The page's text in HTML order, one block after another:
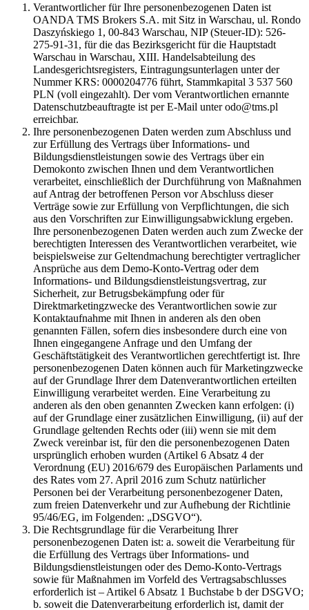
Verantwortlicher für Ihre personenbezogenen Daten ist
OANDA TMS Brokers S.A. mit Sitz in Warschau, ul. Rondo
Daszyńskiego 1, 00-843 Warschau, NIP (Steuer-ID): 526-
275-91-31, für die das Bezirksgericht für die Hauptstadt
Warschau in Warschau, XIII. Handelsabteilung des
Landesgerichtsregisters, Eintragungsunterlagen unter der
Nummer KRS: 0000204776 führt, Stammkapital 3 537 560
PLN (voll eingezahlt). Der vom Verantwortlichen ernannte
Datenschutzbeauftragte ist per E-Mail unter odo@tms.pl
erreichbar.
Ihre personenbezogenen Daten werden zum Abschluss und
zur Erfüllung des Vertrags über Informations- und
Bildungsdienstleistungen sowie des Vertrags über ein
Demokonto zwischen Ihnen und dem Verantwortlichen
verarbeitet, einschließlich der Durchführung von Maßnahmen
auf Antrag der betroffenen Person vor Abschluss dieser
Verträge sowie zur Erfüllung von Verpflichtungen, die sich
aus den Vorschriften zur Einwilligungsabwicklung ergeben.
Ihre personenbezogenen Daten werden auch zum Zwecke der
berechtigten Interessen des Verantwortlichen verarbeitet, wie
beispielsweise zur Geltendmachung berechtigter vertraglicher
Ansprüche aus dem Demo-Konto-Vertrag oder dem
Informations- und Bildungsdienstleistungsvertrag, zur
Sicherheit, zur Betrugsbekämpfung oder für
Direktmarketingzwecke des Verantwortlichen sowie zur
Kontaktaufnahme mit Ihnen in anderen als den oben
genannten Fällen, sofern dies insbesondere durch eine von
Ihnen eingegangene Anfrage und den Umfang der
Geschäftstätigkeit des Verantwortlichen gerechtfertigt ist. Ihre
personenbezogenen Daten können auch für Marketingzwecke
auf der Grundlage Ihrer dem Datenverantwortlichen erteilten
Einwilligung verarbeitet werden. Eine Verarbeitung zu
anderen als den oben genannten Zwecken kann erfolgen: (i)
auf der Grundlage einer zusätzlichen Einwilligung, (ii) auf der
Grundlage geltenden Rechts oder (iii) wenn sie mit dem
Zweck vereinbar ist, für den die personenbezogenen Daten
ursprünglich erhoben wurden (Artikel 6 Absatz 4 der
Verordnung (EU) 2016/679 des Europäischen Parlaments und
des Rates vom 27. April 2016 zum Schutz natürlicher
Personen bei der Verarbeitung personenbezogener Daten,
zum freien Datenverkehr und zur Aufhebung der Richtlinie
95/46/EG, im Folgenden: „DSGVO“).
Die Rechtsgrundlage für die Verarbeitung Ihrer
personenbezogenen Daten ist: a. soweit die Verarbeitung für
die Erfüllung des Vertrags über Informations- und
Bildungsdienstleistungen oder des Demo-Konto-Vertrags
sowie für Maßnahmen im Vorfeld des Vertragsabschlusses
erforderlich ist – Artikel 6 Absatz 1 Buchstabe b der DSGVO;
b. soweit die Datenverarbeitung erforderlich ist, damit der